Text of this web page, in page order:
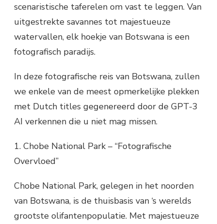
scenaristische taferelen om vast te leggen. Van
uitgestrekte savannes tot majestueuze
watervallen, elk hoekje van Botswana is een
fotografisch paradijs.
In deze fotografische reis van Botswana, zullen
we enkele van de meest opmerkelijke plekken
met Dutch titles gegenereerd door de GPT-3
AI verkennen die u niet mag missen.
1. Chobe National Park – “Fotografische
Overvloed”
Chobe National Park, gelegen in het noorden
van Botswana, is de thuisbasis van ‘s werelds
grootste olifantenpopulatie. Met majestueuze